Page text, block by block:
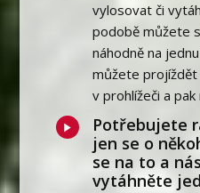
vylosovat či
podobě můžete
náhodně na
můžete projíždět
v prohlížeči a
Potřebujete
jen se o
se na to a
vytáhněte